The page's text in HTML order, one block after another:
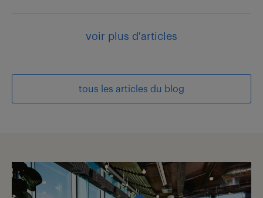
voir plus d'articles
tous les articles du blog